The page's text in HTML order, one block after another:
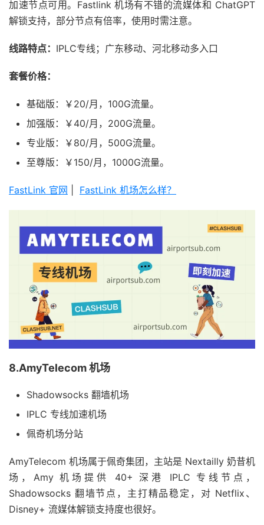
加速节点可用。Fastlink 机场有不错的流媒体和 ChatGPT
解锁支持，部分节点有倍率，使用时需注意。
线路特点： IPLC专线；广东移动、河北移动多入口
套餐价格：
基础版：￥20/月，100G流量。
加强版：￥40/月，200G流量。
专业版：￥80/月，500G流量。
至尊版：￥150/月，1000G流量。
FastLink 官网 FastLink 机场怎么样？
8.AmyTelecom 机场
Shadowsocks 翻墙机场
IPLC 专线加速机场
佩奇机场分站
AmyTelecom 机场属于佩奇集团，主站是 Nextailly 奶昔机
场，Amy 机场提供 40+ 深港 IPLC 专线节点，
Shadowsocks 翻墙节点，主打精品稳定，对 Netflix、
Disney+ 流媒体解锁支持度也很好。